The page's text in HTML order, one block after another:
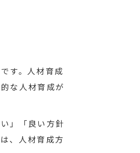
す。人材育成
な人材育成が
」「良い方針
、人材育成方